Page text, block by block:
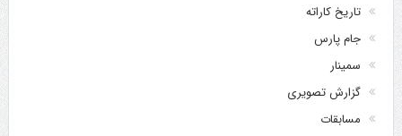
تاریخ کاراته
جام پارس
سمینار
گزارش تصویری
مسابقات